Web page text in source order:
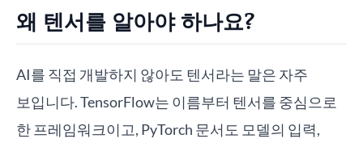
왜 텐서를 알아야 하나요?
AI를 직접 개발하지 않아도 텐서라는 말은 자주
보입니다. TensorFlow는 이름부터 텐서를 중심으로
한 프레임워크이고, PyTorch 문서도 모델의 입력,